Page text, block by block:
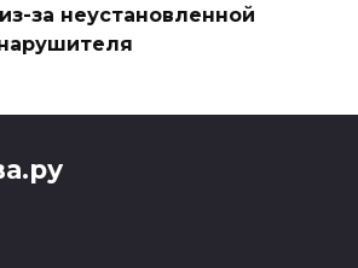
за неустановленной